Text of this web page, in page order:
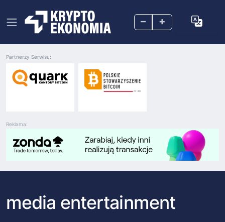
– +
Reklama:
Partnerzy Serwisu:
media entertainment